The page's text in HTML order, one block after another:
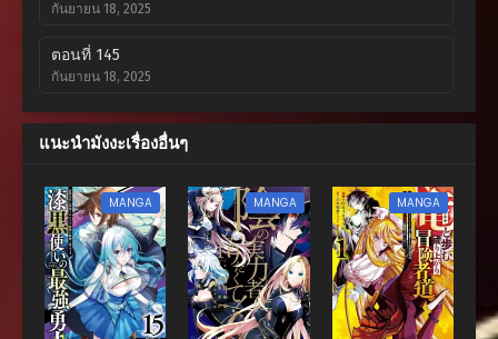
กันยายน 18, 2025
ตอนที่ 145
กันยายน 18, 2025
ตอนที่ 144
กันยายน 18, 2025
ตอนที่ 143
กันยายน 18, 2025
ตอนที่ 142
กันยายน 18, 2025
ตอนที่ 141
แนะนำมังงะเรื่องอื่นๆ
MANGA MANGA MANGA